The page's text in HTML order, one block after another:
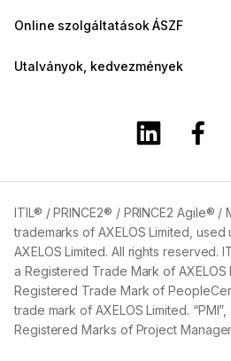
Online szolgáltatások ÁSZF
Utalványok, kedvezmények
A A
ITIL® / PRINCE2® / PRINCE2 Agile® /
trademarks of AXELOS Limited,
AXELOS Limited. All rights reserved.
a Registered Trade Mark of
Registered Trade Mark of
trade mark of AXELOS Limited. “PMI”,
Registered Marks of Project